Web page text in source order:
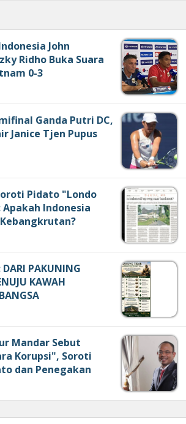
John
Ridho Buka Suara
0-3
Ganda Putri DC,
Janice Tjen Pupus
Pidato "Londo
Indonesia
PAKUNING
KAWAH
Mandar Sebut
Korupsi", Soroti
dan Penegakan